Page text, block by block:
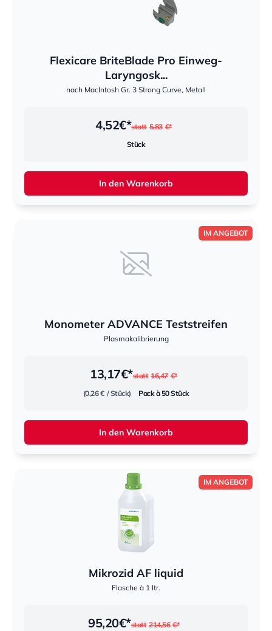
Flexicare BriteBlade Pro Einweg-
Laryngosk...
nach MacIntosh Gr. 3 Strong Curve, Metall
statt 5,83 €*
4,52€*
Stück
In den Warenkorb
IM ANGEBOT
Monometer ADVANCE Teststreifen
Plasmakalibrierung
statt 16,47 €*
13,17€*
(0,26 € / Stück) Pack à 50 Stück
In den Warenkorb
IM ANGEBOT
Mikrozid AF liquid
Flasche à 1 ltr.
statt 214,56 €*
95,20€*